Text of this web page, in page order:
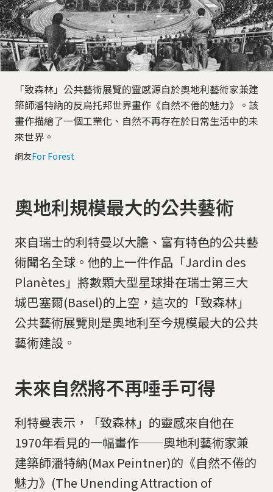
「致森林」公共藝術展覽的靈感源自於奧地利藝術家兼建
築師潘特納的反烏托邦世界畫作《自然不倦的魅力》。該
畫作描繪了一個工業化、自然不再存在於日常生活中的未
來世界。
網友For Forest
奧地利規模最大的公共藝術
來自瑞士的利特曼以大膽、富有特色的公共藝
術聞名全球。他的上一件作品「Jardin des
Planètes」將數顆大型星球掛在瑞士第三大
城巴塞爾(Basel)的上空，這次的「致森林」
公共藝術展覽則是奧地利至今規模最大的公共
藝術建設。
未來自然將不再唾手可得
利特曼表示，「致森林」的靈感來自他在
1970年看見的一幅畫作──奧地利藝術家兼
建築師潘特納(Max Peintner)的《自然不倦的
魅力》(The Unending Attraction of